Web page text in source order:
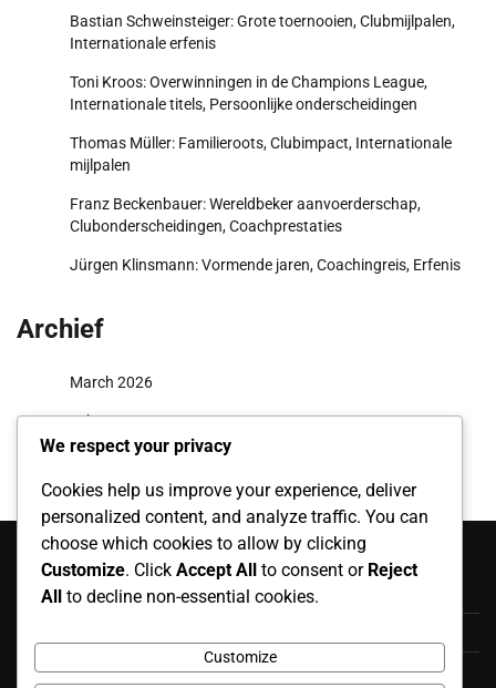
Bastian Schweinsteiger: Grote toernooien, Clubmijlpalen,
Internationale erfenis
Toni Kroos: Overwinningen in de Champions League,
Internationale titels, Persoonlijke onderscheidingen
Thomas Müller: Familieroots, Clubimpact, Internationale
mijlpalen
Franz Beckenbauer: Wereldbeker aanvoerderschap,
Clubonderscheidingen, Coachprestaties
Jürgen Klinsmann: Vormende jaren, Coachingreis, Erfenis
Archief
March 2026
February 2026
Categorieën
Biografieën van Duitse Voetballers
Impact van Duitse Voetballers
We respect your privacy
Cookies help us improve your experience, deliver
personalized content, and analyze traffic. You can
choose which cookies to allow by clicking
Customize. Click Accept All to consent or Reject
All to decline non-essential cookies.
Customize